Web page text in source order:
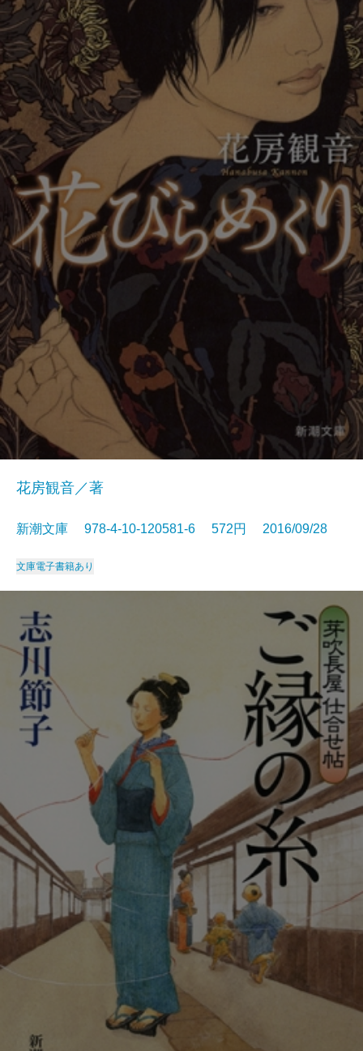
花房観音／著
新潮文庫 978-4-10-120581-6 572円 2016/09/28
文庫電子書籍あり